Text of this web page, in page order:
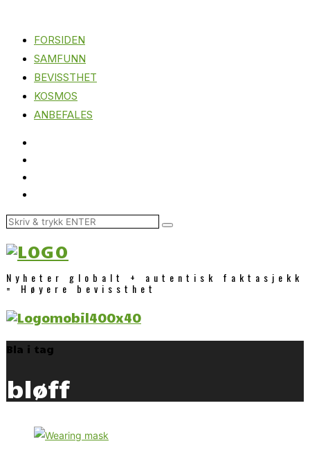
FORSIDEN
SAMFUNN
BEVISSTHET
KOSMOS
ANBEFALES
Nyheter globalt + autentisk faktasjekk
= Høyere bevissthet
Bla i tag
bløff